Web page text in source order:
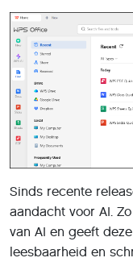
Sinds recente
aandacht voor AI.
van AI en geeft
leesbaarheid en